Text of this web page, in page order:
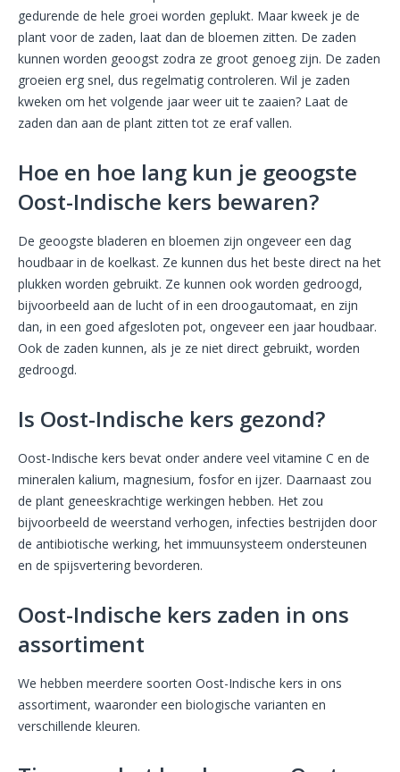
gedurende de hele groei worden geplukt. Maar kweek je de
plant voor de zaden, laat dan de bloemen zitten. De zaden
kunnen worden geoogst zodra ze groot genoeg zijn. De zaden
groeien erg snel, dus regelmatig controleren. Wil je zaden
kweken om het volgende jaar weer uit te zaaien? Laat de
zaden dan aan de plant zitten tot ze eraf vallen.
Hoe en hoe lang kun je geoogste
Oost-Indische kers bewaren?
De geoogste bladeren en bloemen zijn ongeveer een dag
houdbaar in de koelkast. Ze kunnen dus het beste direct na het
plukken worden gebruikt. Ze kunnen ook worden gedroogd,
bijvoorbeeld aan de lucht of in een droogautomaat, en zijn
dan, in een goed afgesloten pot, ongeveer een jaar houdbaar.
Ook de zaden kunnen, als je ze niet direct gebruikt, worden
gedroogd.
Is Oost-Indische kers gezond?
Oost-Indische kers bevat onder andere veel vitamine C en de
mineralen kalium, magnesium, fosfor en ijzer. Daarnaast zou
de plant geneeskrachtige werkingen hebben. Het zou
bijvoorbeeld de weerstand verhogen, infecties bestrijden door
de antibiotische werking, het immuunsysteem ondersteunen
en de spijsvertering bevorderen.
Oost-Indische kers zaden in ons
assortiment
We hebben meerdere soorten Oost-Indische kers in ons
assortiment, waaronder een biologische varianten en
verschillende kleuren.